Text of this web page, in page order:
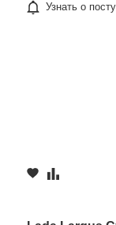
Узнать о